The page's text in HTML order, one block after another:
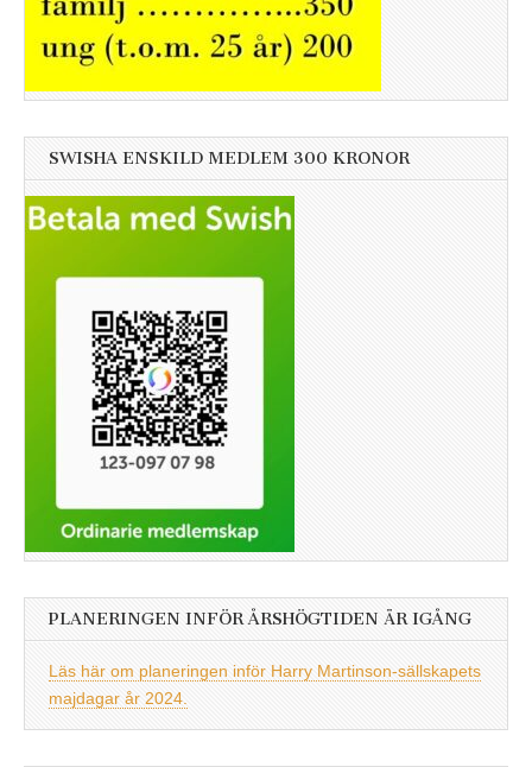
SWISHA ENSKILD MEDLEM 300 KRONOR
PLANERINGEN INFÖR ÅRSHÖGTIDEN ÄR IGÅNG
Läs här om planeringen inför Harry Martinson-sällskapets
majdagar år 2024.